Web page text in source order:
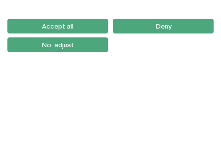
Como Chegar
Newsletter
Accept all Deny
No, adjust